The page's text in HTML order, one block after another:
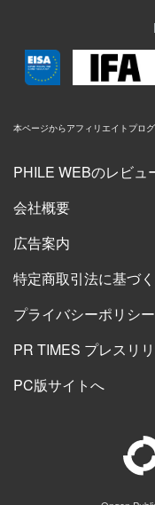
本ページからアフィリエイトプロ
PHILE WEBのレビュ
会社概要
広告案内
特定商取引法に基づ
プライバシーポリシー
PR TIMES プレスリ
PC版サイトへ